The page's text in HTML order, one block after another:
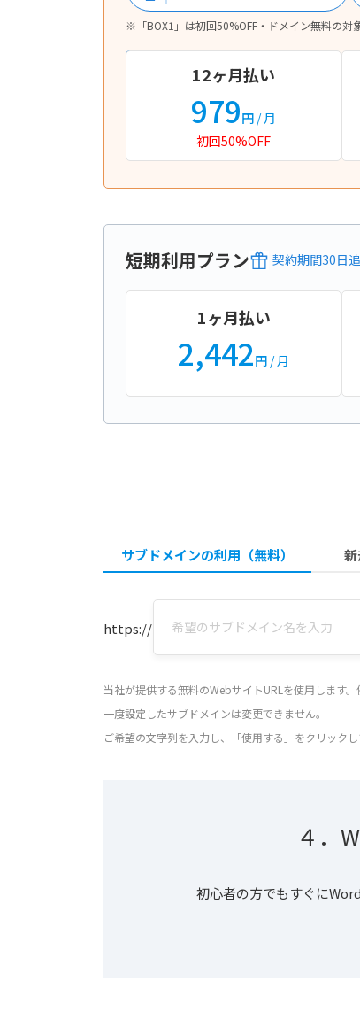
※「BOX1」は初回50%OFF・ドメイン無料の対
12ヶ月払い
979円 / 月
初回50%OFF
短期利用プラン 契約期間30日
1ヶ月払い
2,442円 / 月
サブドメインの利用（無料）
https://
当社が提供する無料のWebサイトURLを使用します
一度設定したサブドメインは変更できません。
ご希望の文字列を入力し、「使用する」をクリックし
４．
初心者の方でもすぐに